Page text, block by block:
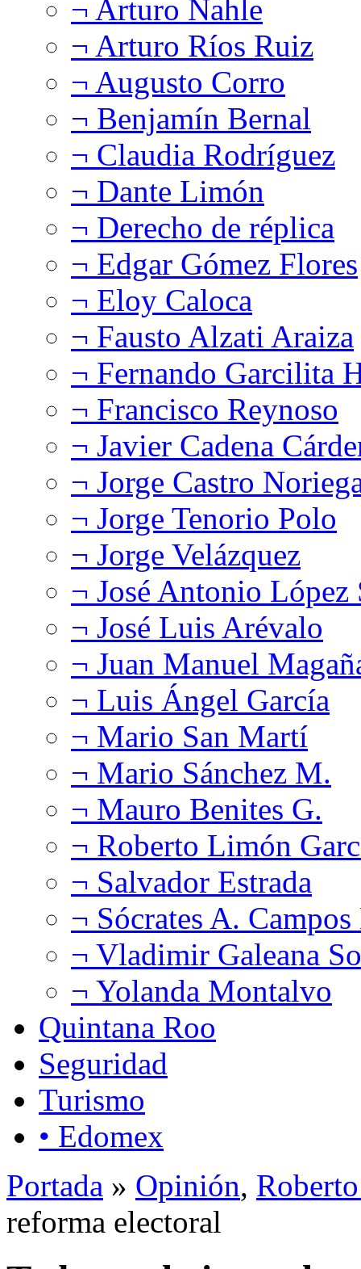
¬ Arturo Nahle
¬ Arturo Ríos Ruiz
¬ Augusto Corro
¬ Benjamín Bernal
¬ Claudia Rodríguez
¬ Dante Limón
¬ Derecho de réplica
¬ Edgar Gómez Flores
¬ Eloy Caloca
¬ Fausto Alzati Araiza
¬ Fernando Garcilita
¬ Francisco Reynoso
¬ Javier Cadena
¬ Jorge Castro
¬ Jorge Tenorio Polo
¬ Jorge Velázquez
¬ José Antonio López
¬ José Luis Arévalo
¬ Juan Manuel
¬ Luis Ángel García
¬ Mario San Martí
¬ Mario Sánchez M.
¬ Mauro Benites G.
¬ Roberto Limón
¬ Salvador Estrada
¬ Sócrates A.
¬ Vladimir Galeana
¬ Yolanda Montalvo
Quintana Roo
Seguridad
Turismo
• Edomex
Portada » Opinión,
reforma electoral